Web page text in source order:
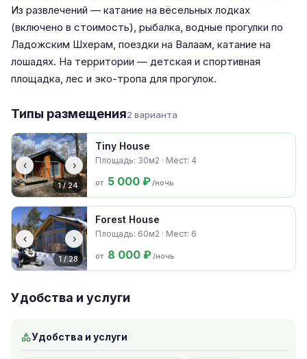
Из развлечений — катание на вёсельных лодках
(включено в стоимость), рыбалка, водные прогулки по
Ладожским Шхерам, поездки на Валаам, катание на
лошадях. На территории — детская и спортивная
площадка, лес и эко-тропа для прогулок.
Типы размещения2 варианта
‹ ›
1 / 24
Tiny House
Площадь: 30м2 · Мест: 4
от 5 000 ₽/ночь
‹ ›
1 / 28
Forest House
Площадь: 60м2 · Мест: 6
от 8 000 ₽/ночь
Удобства и услуги
Удобства и услуги